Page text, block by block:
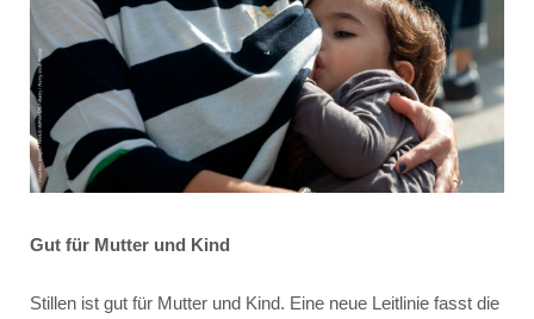
Gut für Mutter und Kind
Stillen ist gut für Mutter und Kind. Eine neue Leitlinie fasst die